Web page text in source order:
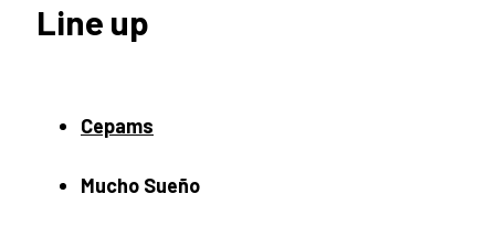
Line up
Cepams
Mucho Sueño